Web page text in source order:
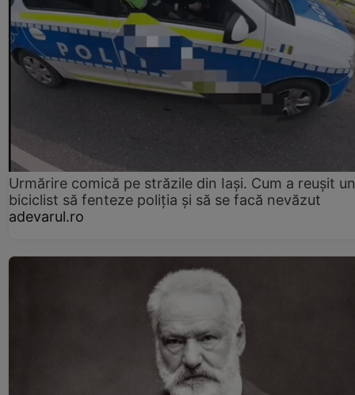
Urmărire comică pe străzile din Iași. Cum a reușit un
biciclist să fenteze poliția și să se facă nevăzut
adevarul.ro